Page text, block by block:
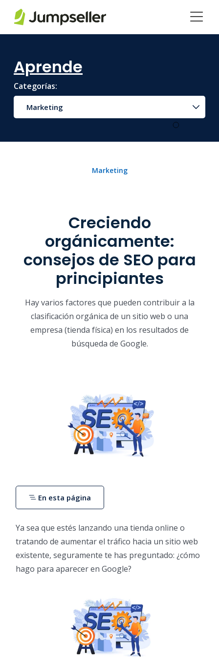
Aprende
Categorías:
Marketing
Marketing
Creciendo
orgánicamente:
consejos de SEO para
principiantes
Hay varios factores que pueden contribuir a la
clasificación orgánica de un sitio web o una
empresa (tienda física) en los resultados de
búsqueda de Google.
Ya sea que estés lanzando una tienda online o
tratando de aumentar el tráfico hacia un sitio web
existente, seguramente te has preguntado: ¿cómo
hago para aparecer en Google?
En esta página